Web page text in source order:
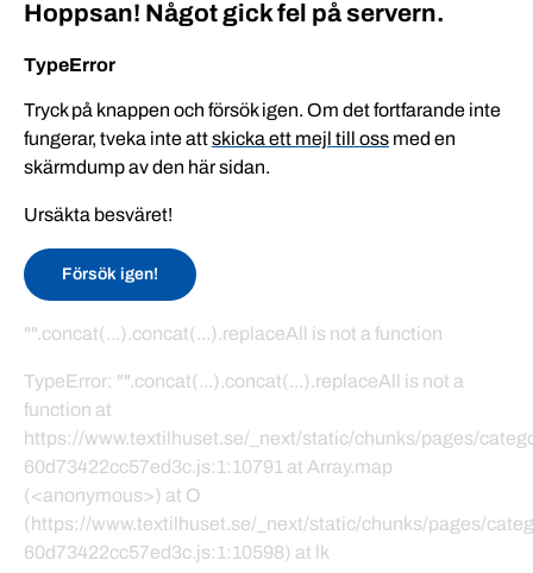
Hoppsan! Något gick fel på servern.
TypeError
Tryck på knappen och försök igen. Om det fortfarande inte
fungerar, tveka inte attskicka ett mejl till oss med en
skärmdump av den här sidan.
Ursäkta besväret!
Försök igen!
"".concat(...).concat(...).replaceAll is not a function
TypeError: "".concat(...).concat(...).replaceAll is not a
function at
https://www.textilhuset.se/_next/static/chunks/pages/
60d73422cc57ed3c.js:1:10791 at Array.map
(<anonymous>) at O
(https://www.textilhuset.se/_next/static/chunks/pages/
60d73422cc57ed3c.js:1:10598) at lk